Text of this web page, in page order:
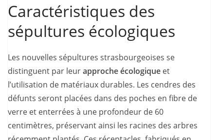
Caractéristiques des
sépultures écologiques
Les nouvelles sépultures strasbourgeoises se
distinguent par leurapproche écologique et
l’utilisation de matériaux durables. Les cendres des
défunts seront placées dans des poches en fibre de
verre et enterrées à une profondeur de 60
centimètres, préservant ainsi les racines des arbres